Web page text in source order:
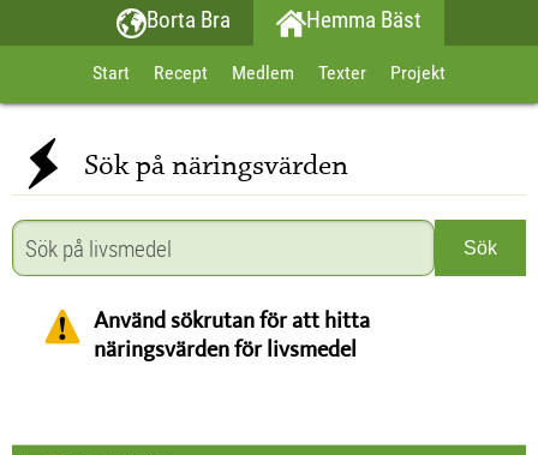
Borta Bra Hemma Bäst
Start Recept Medlem Texter Projekt
Sök på näringsvärden
Använd sökrutan för att hitta
näringsvärden för livsmedel